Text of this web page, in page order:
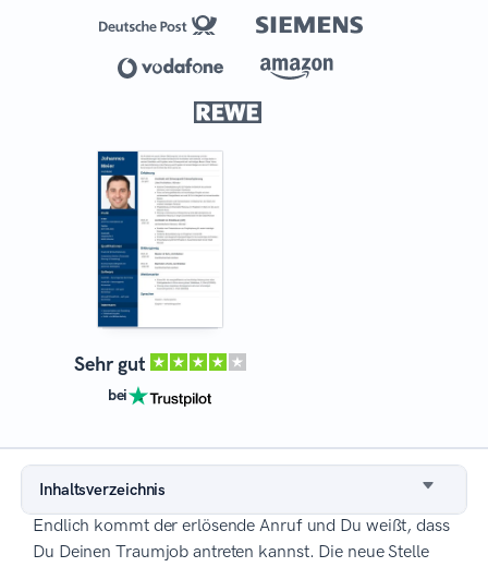
Sehr gut
bei
Inhaltsverzeichnis
Endlich kommt der erlösende Anruf und Du weißt, dass
Du Deinen Traumjob antreten kannst. Die neue Stelle